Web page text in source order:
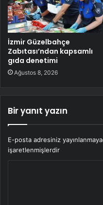
İzmir Güzelbahçe
Zabıtası’ndan kapsamlı
gıda denetimi
Ağustos 8, 2026
Bir yanıt yazın
E-posta adresiniz
işaretlenmişlerdir